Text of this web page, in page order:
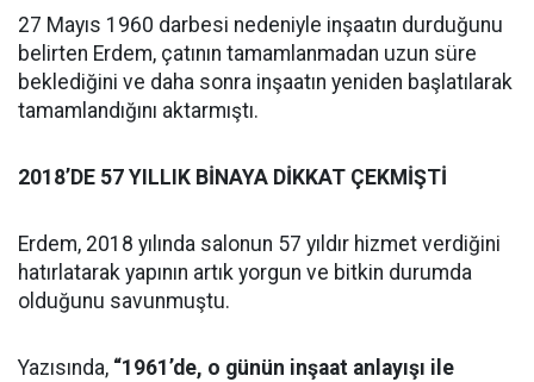
27 Mayıs 1960 darbesi nedeniyle inşaatın durduğunu
belirten Erdem, çatının tamamlanmadan uzun süre
beklediğini ve daha sonra inşaatın yeniden başlatılarak
tamamlandığını aktarmıştı.
2018’DE 57 YILLIK BİNAYA DİKKAT ÇEKMİŞTİ
Erdem, 2018 yılında salonun 57 yıldır hizmet verdiğini
hatırlatarak yapının artık yorgun ve bitkin durumda
olduğunu savunmuştu.
Yazısında, “1961’de, o günün inşaat anlayışı ile